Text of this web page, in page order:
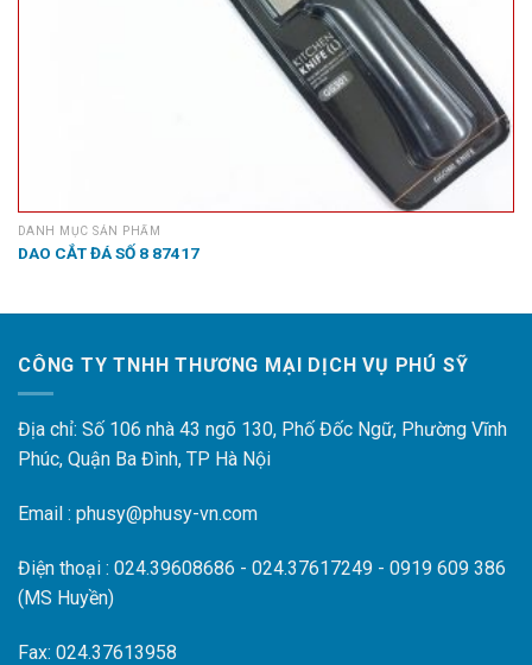
DANH MỤC SẢN PHẨM
DAO CẮT ĐÁ SỐ 8 87417
CÔNG TY TNHH THƯƠNG MẠI DỊCH VỤ PHÚ SỸ
Địa chỉ: Số 106 nhà 43 ngõ 130, Phố Đốc Ngữ, Phường Vĩnh
Phúc, Quận Ba Đình, TP Hà Nội
Email : phusy@phusy-vn.com
Điện thoại : 024.39608686 - 024.37617249 - 0919 609 386
(MS Huyền)
Fax: 024.37613958